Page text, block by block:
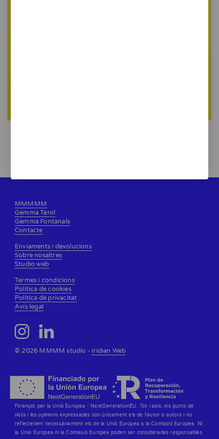
MMMMM
Gemma Terol
Gemma Fontanals
Contacte
Enviaments i devolucions
Sobre nosaltres
Studio web
Termes i condicions
Política de cookies
Política de privacitat
Avís legal
© 2026 MMMM studio - Iridian Web
Finançat per la Unió Europea - NextGenerationEU. Tot i això, els punts de
vista i les opinions expressades són únicament els de l'autor o autors i no
reflecteixen necessàriament els de la Unió Europea o la Comissió Europea. Ni
la Unió Europea ni la Comissió Europea poden ser considerades responsables